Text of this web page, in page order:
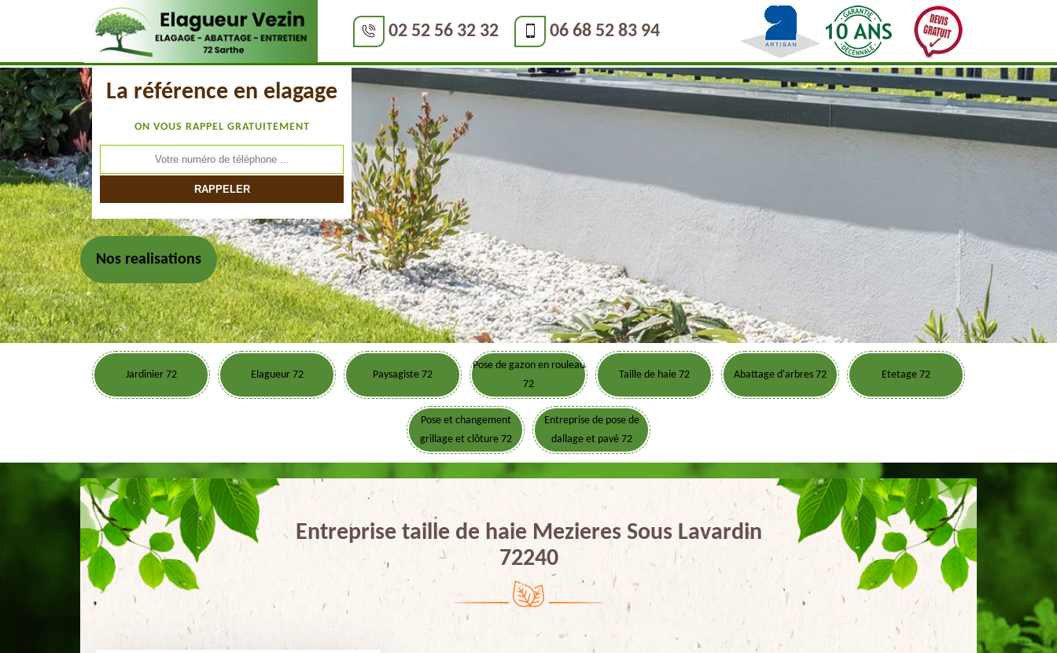
02 52 56 32 32 06 68 52 83 94
La référence en elagage
ON VOUS RAPPEL GRATUITEMENT
Nos realisations
Jardinier 72 Elagueur 72 Paysagiste 72
Pose de gazon en rouleau
72
Taille de haie 72 Abattage d'arbres 72 Etetage 72
Pose et changement
grillage et clôture 72
Entreprise de pose de
dallage et pavé 72
Entreprise taille de haie Mezieres Sous Lavardin
72240